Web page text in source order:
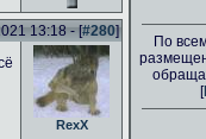
13:18 - [#280]
RexX
По
[